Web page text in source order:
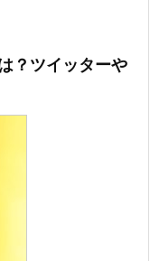
？ツイッターや